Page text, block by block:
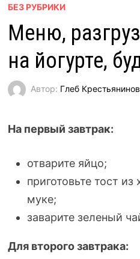
БЕЗ РУБРИКИ
Меню,
на йогурте,
Автор: Глеб Крестьянинов
На первый завтрак:
отварите яйцо;
приготовьте тост
муке;
заварите зеленый
Для второго завтрака: